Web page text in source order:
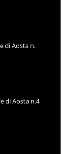
di Aosta n.
di Aosta n.4